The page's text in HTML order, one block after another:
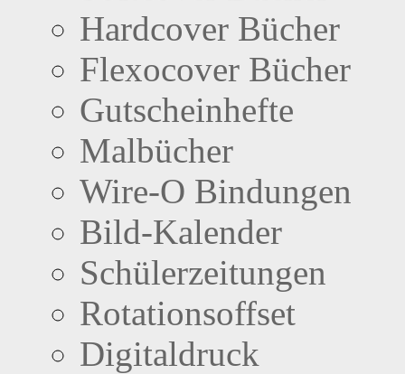
Hardcover Bücher
Flexocover Bücher
Gutscheinhefte
Malbücher
Wire-O Bindungen
Bild-Kalender
Schülerzeitungen
Rotationsoffset
Digitaldruck